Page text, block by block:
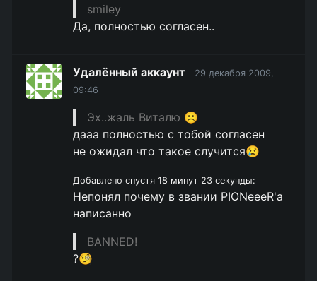
smiley
Да, полностью согласен..
Удалённый аккаунт
29 декабря 2009,
09:46
Эх..жаль Виталю ☹️
дааа полностью с тобой согласен
не ожидал что такое случится😢
Добавлено спустя 18 минут 23 секунды:
Непонял почему в звании PIONeeeR'а
написанно
BANNED!
?🧐